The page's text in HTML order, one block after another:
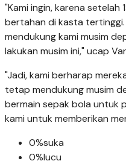
"Kami ingin, karena
bertahan di kasta
mendukung kami musim
lakukan musim ini," ucap
"Jadi, kami berharap
tetap mendukung musim
bermain sepak bola untuk
kami untuk memberikan
0%suka
0%lucu